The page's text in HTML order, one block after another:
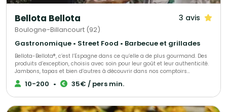
Bellota Bellota 3 avis
Boulogne-Billancourt (92)
Gastronomique • Street Food • Barbecue et grillades
Bellota-Bellota®, c’est l’Espagne dans ce qu’elle a de plus gourmand. Des
produits d’exception, choisis avec soin pour leur goût et leur authenticité.
Jambons, tapas et bien d’autres à découvrir dans nos comptoirs
parisiens, à partager ou emporter selon l’envie. Et pour vos moments
uniques, nous créons des événements sur mesure, alliant saveurs et
10-200 • 35€ / pers min.